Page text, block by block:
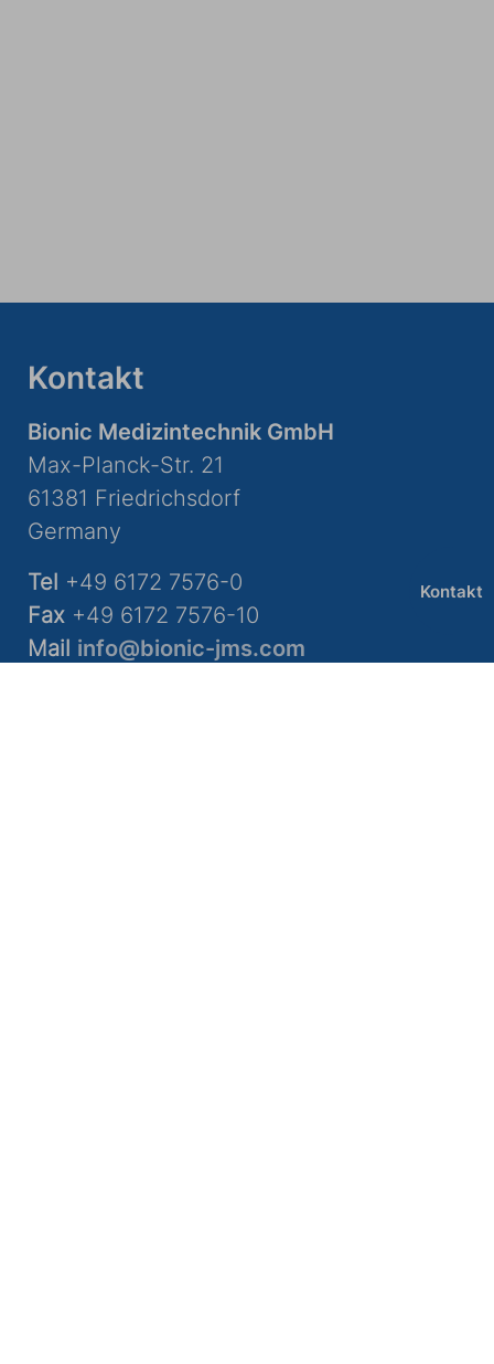
Kontakt
Kontakt
Bionic Medizintechnik GmbH
Max-Planck-Str. 21
61381 Friedrichsdorf
Germany
Tel +49 6172 7576-0
Fax +49 6172 7576-10
Mail info@bionic-jms.com